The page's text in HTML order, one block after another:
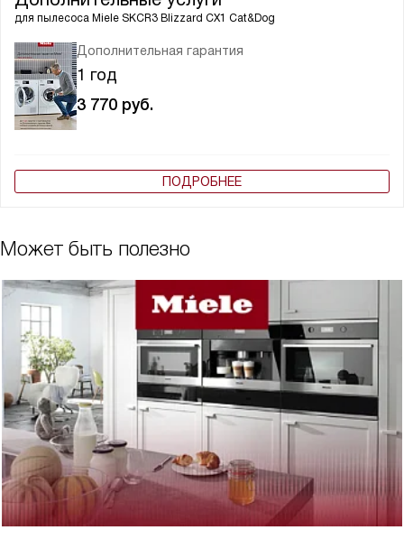
для пылесоса Miele SKCR3 Blizzard CX1 Cat&Dog
Дополнительная гарантия
1 год
3 770 руб.
ПОДРОБНЕЕ
Может быть полезно